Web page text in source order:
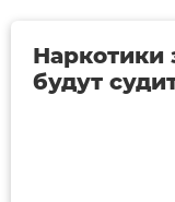
Наркотики
будут